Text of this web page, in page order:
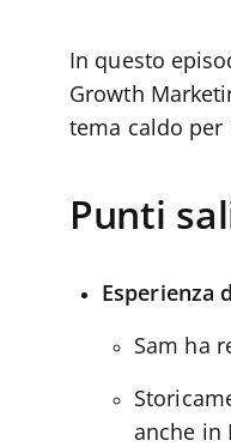
In questo
Growth
tema caldo per
Punti
Esperienza
Sam ha
anche in